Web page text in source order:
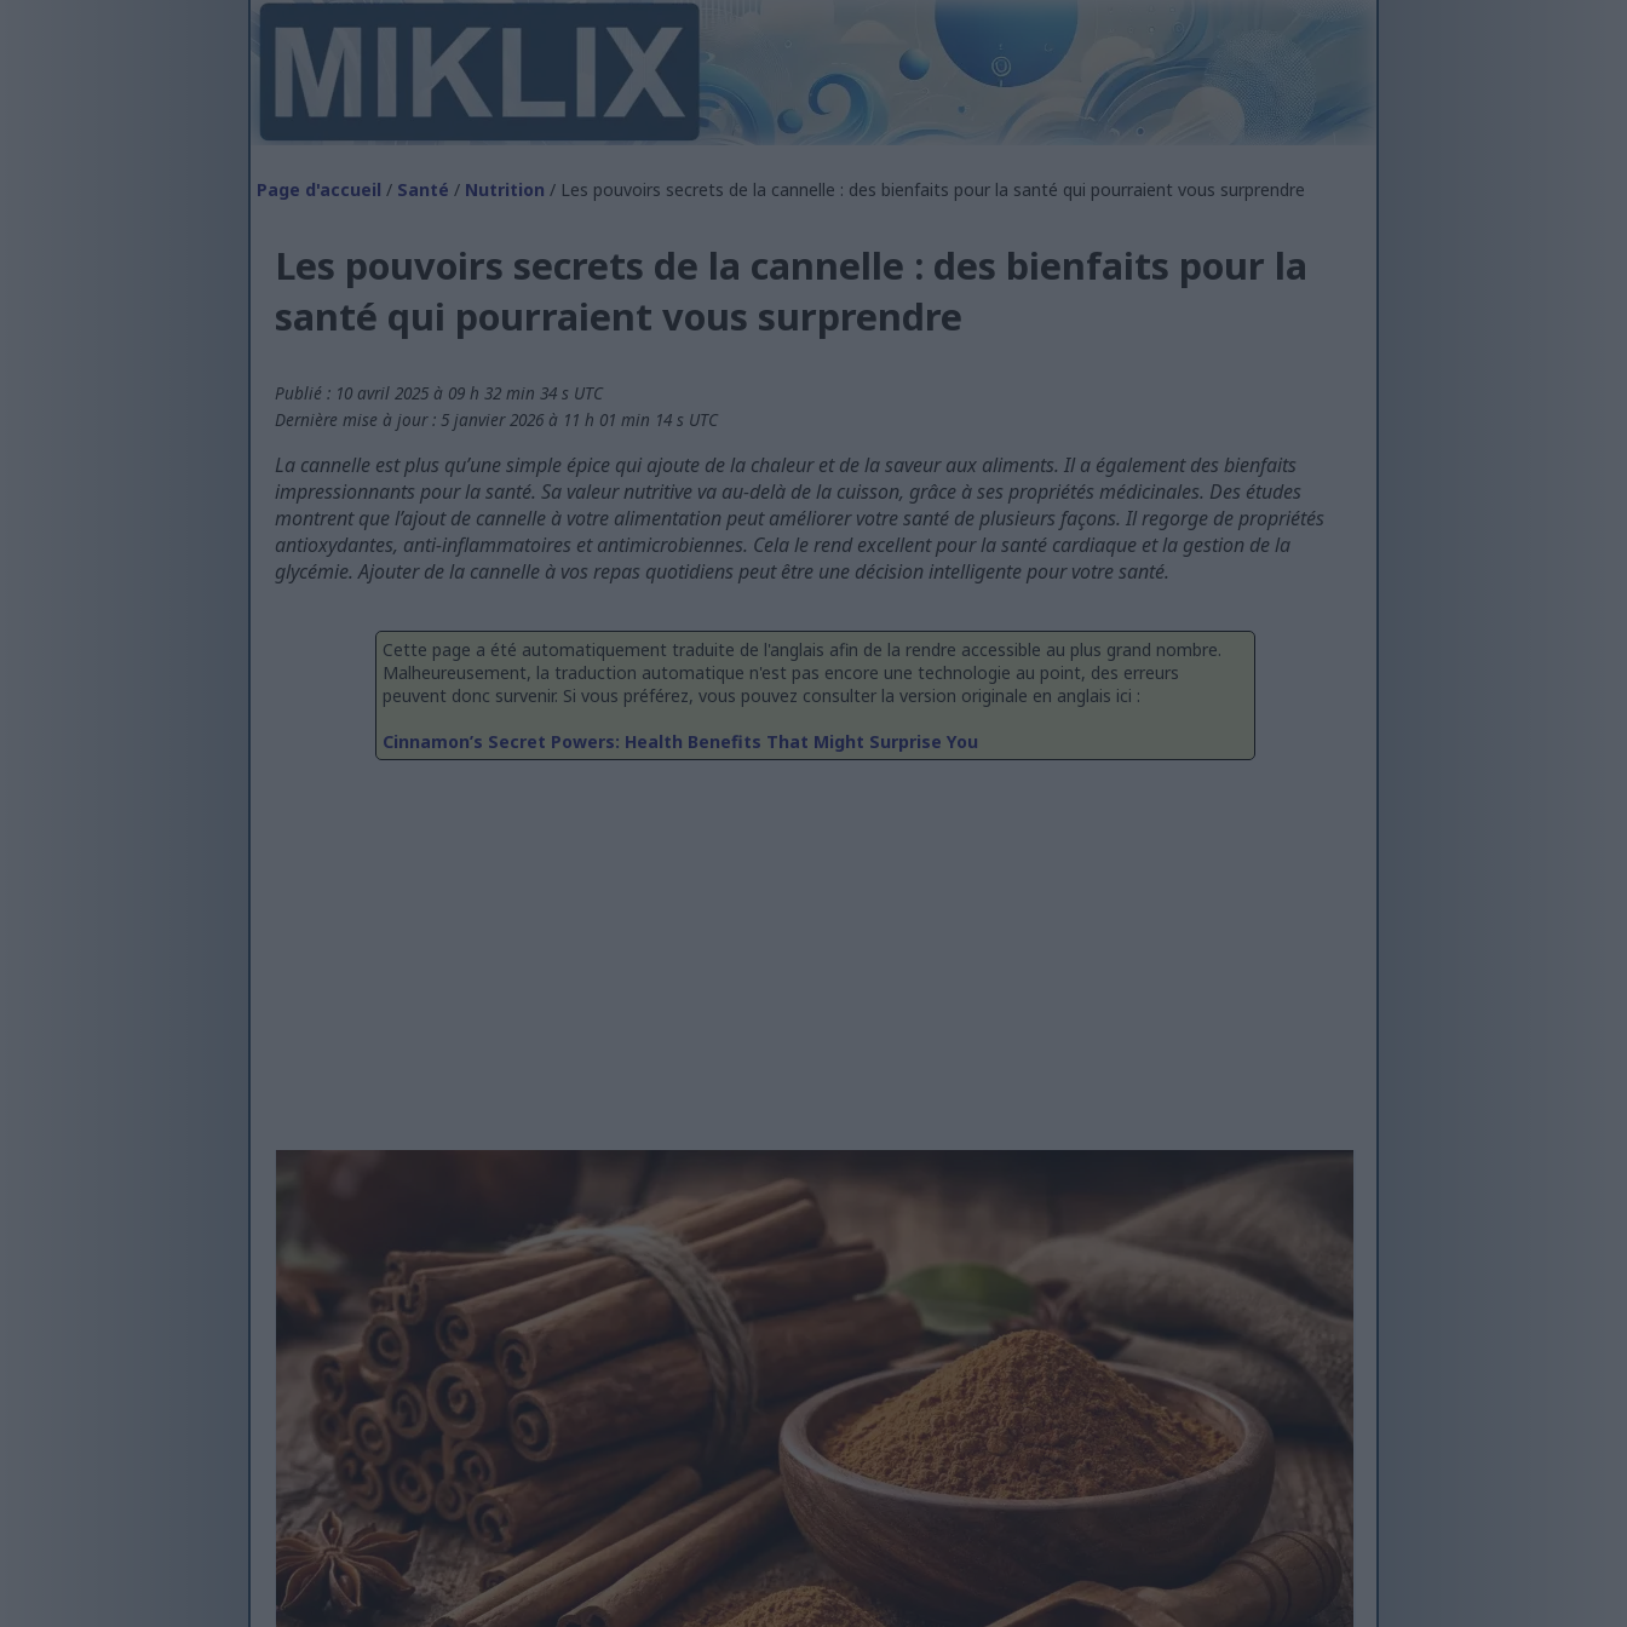
Page d'accueil / Santé / Nutrition / Les pouvoirs secrets de la cannelle : des bienfaits pour la santé qui pourraient vous surprendre
Les pouvoirs secrets de la cannelle : des bienfaits pour la
santé qui pourraient vous surprendre
Publié : 10 avril 2025 à 09 h 32 min 34 s UTC
Dernière mise à jour : 5 janvier 2026 à 11 h 01 min 14 s UTC
La cannelle est plus qu’une simple épice qui ajoute de la chaleur et de la saveur aux aliments. Il a également des bienfaits
impressionnants pour la santé. Sa valeur nutritive va au-delà de la cuisson, grâce à ses propriétés médicinales. Des études
montrent que l’ajout de cannelle à votre alimentation peut améliorer votre santé de plusieurs façons. Il regorge de propriétés
antioxydantes, anti-inflammatoires et antimicrobiennes. Cela le rend excellent pour la santé cardiaque et la gestion de la
glycémie. Ajouter de la cannelle à vos repas quotidiens peut être une décision intelligente pour votre santé.
Cette page a été automatiquement traduite de l'anglais afin de la rendre accessible au plus grand nombre.
Malheureusement, la traduction automatique n'est pas encore une technologie au point, des erreurs
peuvent donc survenir. Si vous préférez, vous pouvez consulter la version originale en anglais ici :
Cinnamon’s Secret Powers: Health Benefits That Might Surprise You